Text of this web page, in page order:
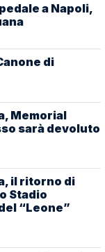
a Napoli,
di
Memorial
sarà devoluto
il ritorno di
Stadio
“Leone”